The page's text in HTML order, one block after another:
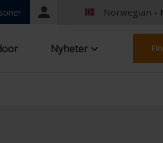
Portal
Norwegian -
Nederlandsk -
Fransk - Belgia
Nederlandsk -
Nyheter